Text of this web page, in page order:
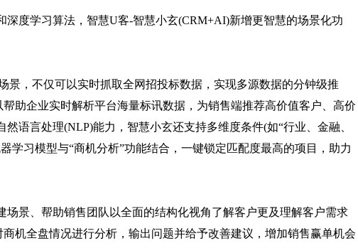
深度学习算法，智慧U客-智慧小玄(CRM+AI)新增更智慧的场景化功
景，不仅可以实时抓取全网招投标数据，实现多源数据的分钟级推
助企业实时解析平台海量标讯数据，为销售端推荐高价值客户、高价
然语言处理(NLP)能力，智慧小玄还支持多维度条件(如“行业、金融、
学习模型与“商机分析”功能结合，一键锁定匹配度最高的项目，助力
场景、帮助销售团队以全面的结构化视角了解客户更及理解客户需求
机全盘情况进行分析，输出问题并给予改善建议，增加销售赢单机会